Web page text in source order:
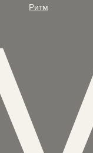
Ритм